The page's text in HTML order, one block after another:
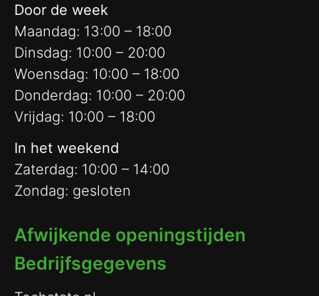
Door de week
Maandag: 13:00 – 18:00
Dinsdag: 10:00 – 20:00
Woensdag: 10:00 – 18:00
Donderdag: 10:00 – 20:00
Vrijdag: 10:00 – 18:00
In het weekend
Zaterdag: 10:00 – 14:00
Zondag: gesloten
Afwijkende openingstijden
Bedrijfsgegevens